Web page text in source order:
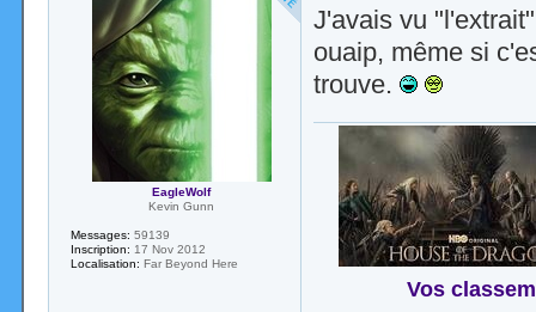
J'avais vu
ouaip, même si
trouve.
Vos
EagleWolf
Kevin Gunn
Messages: 59139
Inscription: 17 Nov 2012
Localisation: Far Beyond Here